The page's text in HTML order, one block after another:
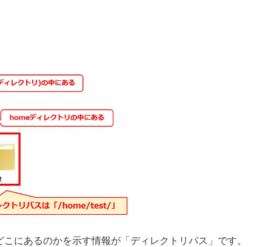
にあるのかを示す情報が「ディレクトリパス」です。